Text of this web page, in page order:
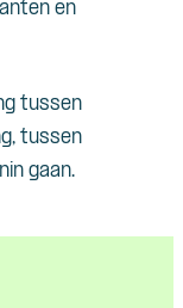
en
tussen
tussen
gaan.